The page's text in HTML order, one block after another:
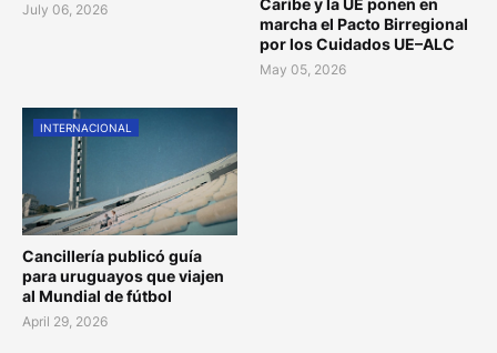
July 06, 2026
Caribe y la UE ponen en
marcha el Pacto Birregional
por los Cuidados UE–ALC
May 05, 2026
INTERNACIONAL
Cancillería publicó guía
para uruguayos que viajen
al Mundial de fútbol
April 29, 2026